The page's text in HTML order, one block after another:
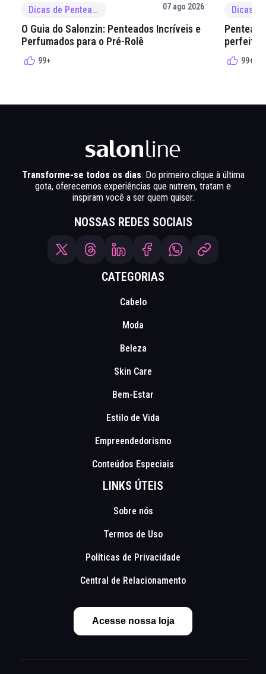
Dicas de Penteado 07 ago 2026
O Guia do Salonzin: Penteados Incríveis e
Perfumados para o Pré-Rolê
99+
perfeita
99+
Transforme-se todos os dias. Do primeiro clique à última
gota, oferecemos experiências que nutrem, tratam e
inspiram você a ser quem quiser.
NOSSAS REDES SOCIAIS
CATEGORIAS
Cabelo
Moda
Beleza
Skin Care
Bem-Estar
Estilo de Vida
Empreendedorismo
Conteúdos Especiais
LINKS ÚTEIS
Sobre nós
Termos de Uso
Políticas de Privacidade
Central de Relacionamento
Acesse nossa loja